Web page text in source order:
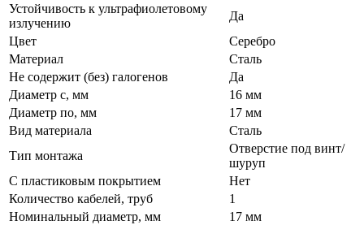
Устойчивость к ультрафиолетовому
излучению
Да
Цвет
Серебро
Материал
Сталь
Не содержит (без) галогенов
Да
Диаметр с, мм
16 мм
Диаметр по, мм
17 мм
Вид материала
Сталь
Тип монтажа
Отверстие под винт/
шуруп
С пластиковым покрытием
Нет
Количество кабелей, труб
1
Номинальный диаметр, мм
17 мм